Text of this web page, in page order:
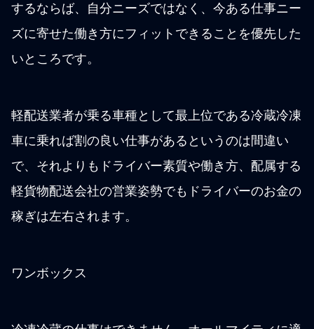
するならば、自分ニーズではなく、今ある仕事ニー
ズに寄せた働き方にフィットできることを優先した
いところです。
軽配送業者が乗る車種として最上位である冷蔵冷凍
車に乗れば割の良い仕事があるというのは間違い
で、それよりもドライバー素質や働き方、配属する
軽貨物配送会社の営業姿勢でもドライバーのお金の
稼ぎは左右されます。
ワンボックス